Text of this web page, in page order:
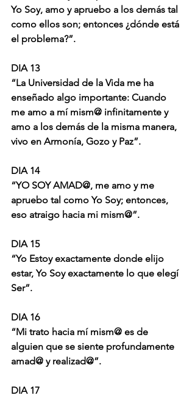
Yo Soy, amo y apruebo a los demás tal
como ellos son; entonces ¿dónde está
el problema?”.
DIA 13
“La Universidad de la Vida me ha
enseñado algo importante: Cuando
me amo a mí mism@ infinitamente y
amo a los demás de la misma manera,
vivo en Armonía, Gozo y Paz”.
DIA 14
“YO SOY AMAD@, me amo y me
apruebo tal como Yo Soy; entonces,
eso atraigo hacia mi mism@”.
DIA 15
“Yo Estoy exactamente donde elijo
estar, Yo Soy exactamente lo que elegí
Ser”.
DIA 16
“Mi trato hacia mí mism@ es de
alguien que se siente profundamente
amad@ y realizad@”.
DIA 17